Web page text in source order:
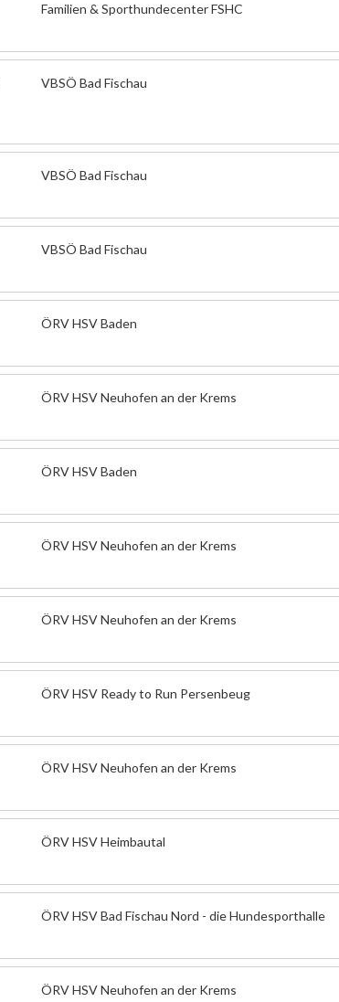
Familien & Sporthundecenter FSHC
VBSÖ Bad Fischau
VBSÖ Bad Fischau
VBSÖ Bad Fischau
ÖRV HSV Baden
ÖRV HSV Neuhofen an der Krems
ÖRV HSV Baden
ÖRV HSV Neuhofen an der Krems
ÖRV HSV Neuhofen an der Krems
ÖRV HSV Ready to Run Persenbeug
ÖRV HSV Neuhofen an der Krems
ÖRV HSV Heimbautal
ÖRV HSV Bad Fischau Nord - die Hundesporthalle
ÖRV HSV Neuhofen an der Krems